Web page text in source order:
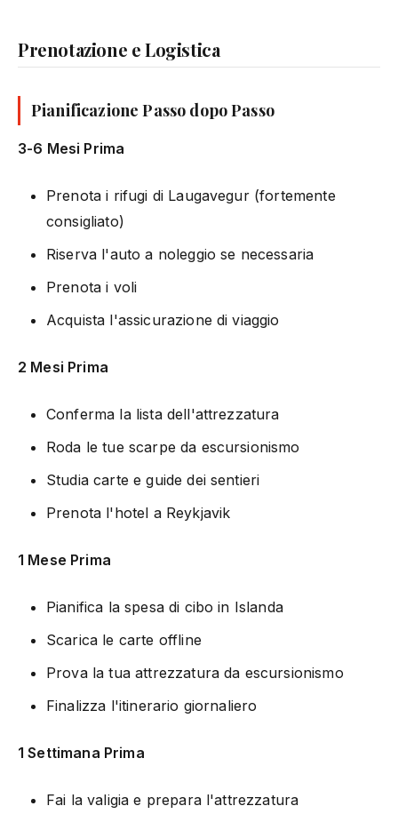
Prenotazione e Logistica
Pianificazione Passo dopo Passo
3-6 Mesi Prima
Prenota i rifugi di Laugavegur (fortemente
consigliato)
Riserva l'auto a noleggio se necessaria
Prenota i voli
Acquista l'assicurazione di viaggio
2 Mesi Prima
Conferma la lista dell'attrezzatura
Roda le tue scarpe da escursionismo
Studia carte e guide dei sentieri
Prenota l'hotel a Reykjavik
1 Mese Prima
Pianifica la spesa di cibo in Islanda
Scarica le carte offline
Prova la tua attrezzatura da escursionismo
Finalizza l'itinerario giornaliero
1 Settimana Prima
Fai la valigia e prepara l'attrezzatura